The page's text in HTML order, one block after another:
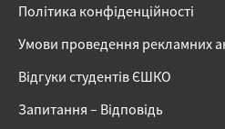
Політика конфіденційності
Умови проведення рекламних
Відгуки студентів ЄШКО
Запитання – Відповідь